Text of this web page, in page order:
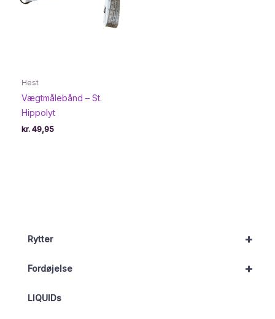
+
Rytter
+
Fordøjelse
LIQUIDs
Hest
Vægtmålebånd – St.
Hippolyt
kr. 49,95